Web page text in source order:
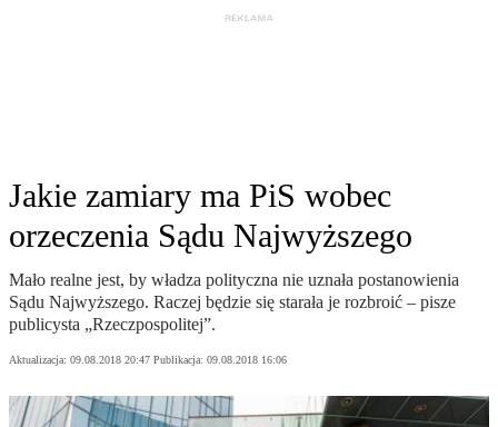
Jakie zamiary ma PiS wobec
orzeczenia Sądu Najwyższego
Mało realne jest, by władza polityczna nie uznała postanowienia
Sądu Najwyższego. Raczej będzie się starała je rozbroić – pisze
publicysta „Rzeczpospolitej”.
Aktualizacja: 09.08.2018 20:47 Publikacja: 09.08.2018 16:06